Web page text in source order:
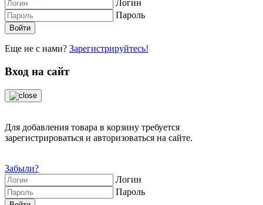
Логин
Пароль
Еще не с нами? Зарегистрируйтесь!
Вход на сайт
Для добавления товара в корзину требуется
зарегистрироваться и авторизоваться на сайте.
Забыли?
Логин
Пароль